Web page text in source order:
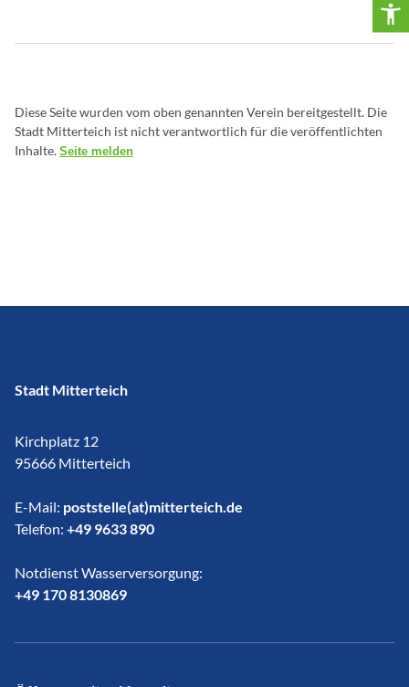
Diese Seite wurden vom oben genannten Verein bereitgestellt. Die
Stadt Mitterteich ist nicht verantwortlich für die veröffentlichten
Inhalte. Seite melden
Stadt Mitterteich
Kirchplatz 12
95666 Mitterteich
E-Mail: poststelle(at)mitterteich.de
Telefon: +49 9633 890
Notdienst Wasserversorgung:
​​​​​​​+49 170 8130869